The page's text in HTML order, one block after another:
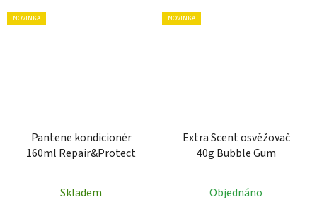
NOVINKA
Pantene kondicionér
160ml Repair&Protect
Skladem
NOVINKA
Extra Scent osvěžovač
40g Bubble Gum
Objednáno